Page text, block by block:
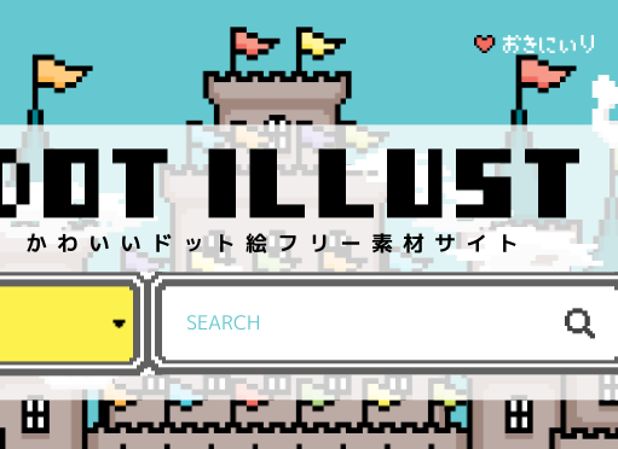
かわいいドット絵フリー素材サイト